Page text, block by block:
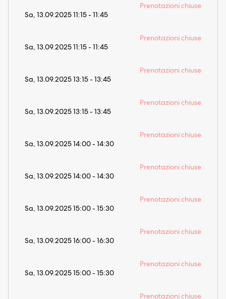
Sa, 13.09.2025 11:15 - 11:45
Prenotazioni chiuse
Sa, 13.09.2025 11:15 - 11:45
Prenotazioni chiuse
Sa, 13.09.2025 13:15 - 13:45
Prenotazioni chiuse
Sa, 13.09.2025 13:15 - 13:45
Prenotazioni chiuse
Sa, 13.09.2025 14:00 - 14:30
Prenotazioni chiuse
Sa, 13.09.2025 14:00 - 14:30
Prenotazioni chiuse
Sa, 13.09.2025 15:00 - 15:30
Prenotazioni chiuse
Sa, 13.09.2025 16:00 - 16:30
Prenotazioni chiuse
Sa, 13.09.2025 15:00 - 15:30
Prenotazioni chiuse
Prenotazioni chiuse